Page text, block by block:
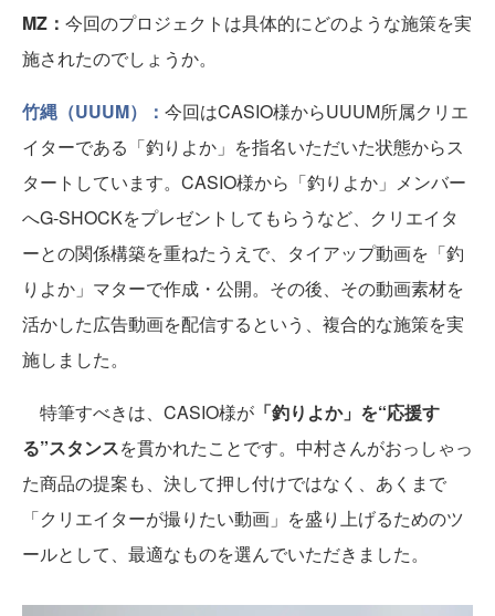
MZ： 今回のプロジェクトは具体的にどのような施策を実
施されたのでしょうか。
竹縄（UUUM）： 今回はCASIO様からUUUM所属クリエ
イターである「釣りよか」を指名いただいた状態からス
タートしています。CASIO様から「釣りよか」メンバー
へG-SHOCKをプレゼントしてもらうなど、クリエイタ
ーとの関係構築を重ねたうえで、タイアップ動画を「釣
りよか」マターで作成・公開。その後、その動画素材を
活かした広告動画を配信するという、複合的な施策を実
施しました。
特筆すべきは、CASIO様が 「釣りよか」を“応援す
る”スタンスを貫かれたことです。中村さんがおっしゃっ
た商品の提案も、決して押し付けではなく、あくまで
「クリエイターが撮りたい動画」を盛り上げるためのツ
ールとして、最適なものを選んでいただきました。